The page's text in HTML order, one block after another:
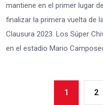
mantiene en el primer lugar
finalizar la primera vuelta de
Clausura 2023. Los Súper
en el estadio Mario
1 2